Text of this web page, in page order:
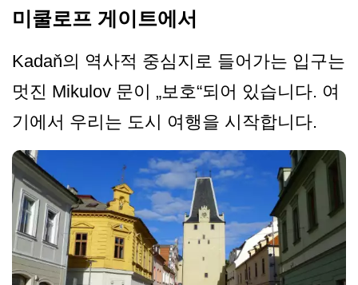
미쿨로프 게이트에서
Kadaň의 역사적 중심지로 들어가는 입구는
멋진 Mikulov 문이 „보호“되어 있습니다. 여
기에서 우리는 도시 여행을 시작합니다.